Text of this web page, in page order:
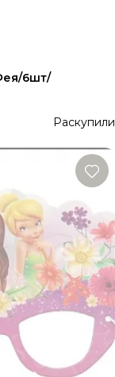
6шт/
Раскупили